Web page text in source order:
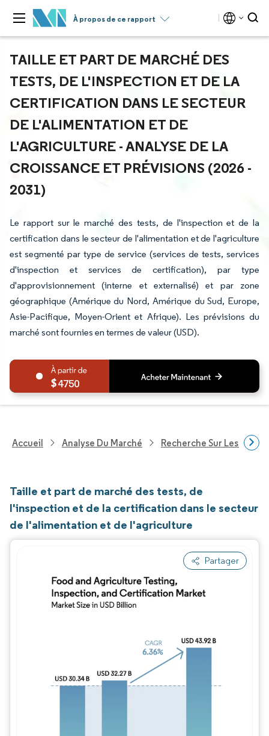
À propos de ce rapport
TAILLE ET PART DE MARCHÉ DES
TESTS, DE L'INSPECTION ET DE LA
CERTIFICATION DANS LE SECTEUR
DE L'ALIMENTATION ET DE
L'AGRICULTURE - ANALYSE DE LA
CROISSANCE ET PRÉVISIONS (2026 -
2031)
Le rapport sur le marché des tests, de l'inspection et de la
certification dans le secteur de l'alimentation et de l'agriculture
est segmenté par type de service (services de tests, services
d'inspection et services de certification), par type
d'approvisionnement (interne et externalisé) et par zone
géographique (Amérique du Nord, Amérique du Sud, Europe,
Asie-Pacifique, Moyen-Orient et Afrique). Les prévisions du
marché sont fournies en termes de valeur (USD).
4750
Accueil Analyse Du Marché Recherche Sur Les
Taille et part de marché des tests, de
l'inspection et de la certification dans le secteur
de l'alimentation et de l'agriculture
Partager